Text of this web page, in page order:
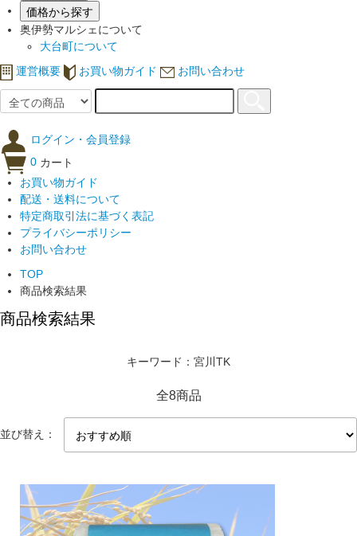
価格から探す
奥伊勢マルシェについて
大台町について
運営概要
お買い物ガイド お問い合わせ
ログイン・会員登録
0 カート
お買い物ガイド
配送・送料について
特定商取引法に基づく表記
プライバシーポリシー
お問い合わせ
TOP
商品検索結果
商品検索結果
キーワード：宮川TK
全8商品
並び替え：